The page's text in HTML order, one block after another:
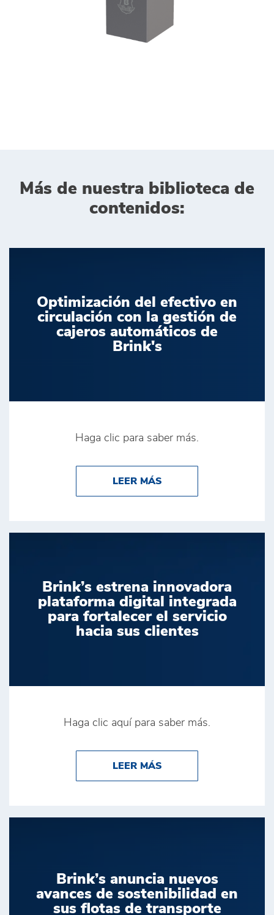
Más de nuestra biblioteca de
contenidos:
Optimización del efectivo en
circulación con la gestión de
cajeros automáticos de
Brink's
Haga clic para saber más.
LEER MÁSABOUT
Brink’s estrena innovadora
plataforma digital integrada
para fortalecer el servicio
hacia sus clientes
Haga clic aquí para saber más.
LEER MÁSABOUT BRINK’S
Brink’s anuncia nuevos
avances de sostenibilidad en
sus flotas de transporte